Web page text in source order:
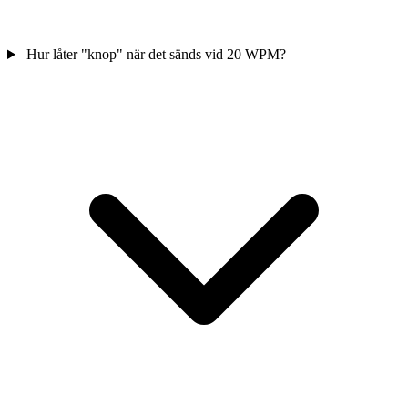
Hur låter "knop" när det sänds vid 20 WPM?